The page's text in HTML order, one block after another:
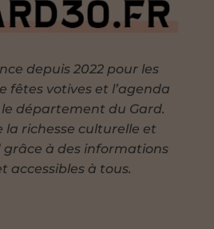
depuis 2022 pour les
fêtes votives et l’agenda
département du Gard.
la richesse culturelle et
grâce à des informations
accessibles à tous.